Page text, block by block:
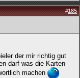
#185
der mir richtig gut
darf was die Karten
machen